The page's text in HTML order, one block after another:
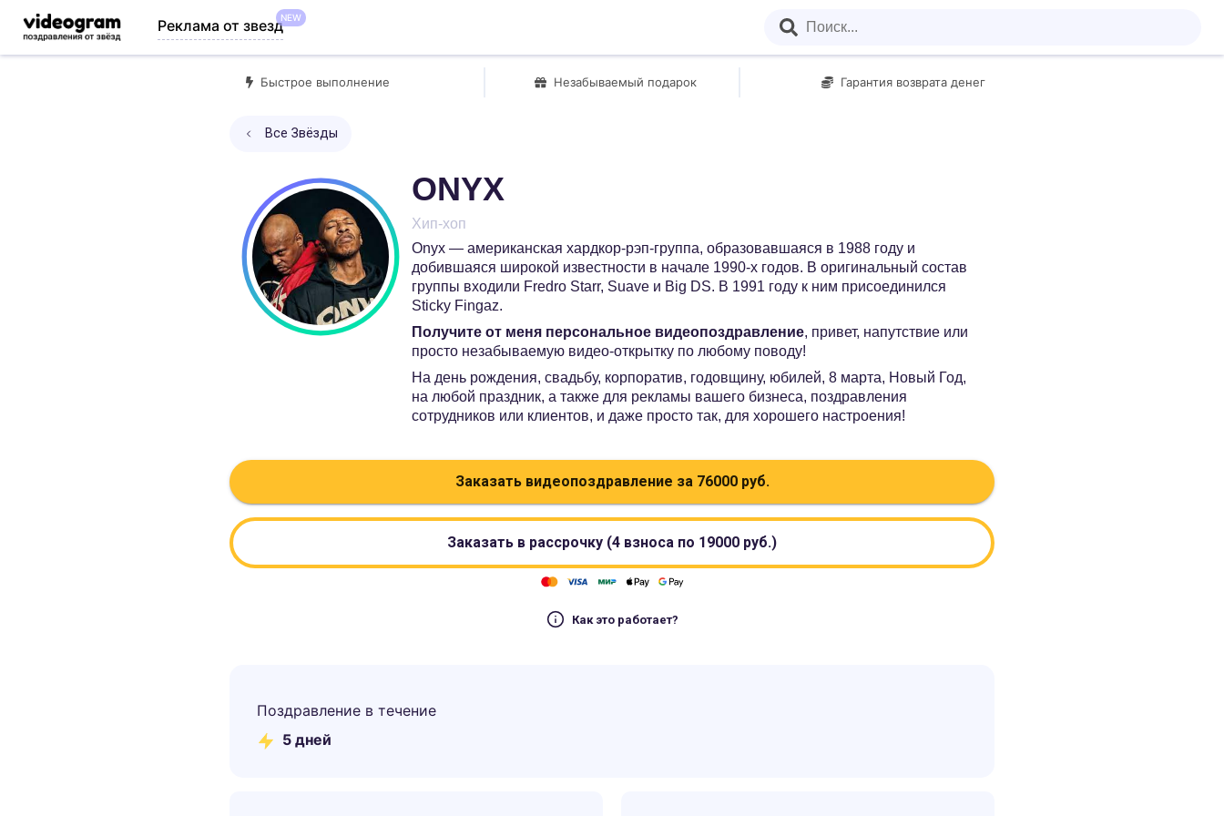
Реклама от звездNEW
Быстрое выполнение Незабываемый подарок Гарантия возврата денег
Все Звёзды
ONYX
Хип-хоп
Onyx — американская хардкор-рэп-группа, образовавшаяся в 1988 году и
добившаяся широкой известности в начале 1990-х годов. В оригинальный состав
группы входили Fredro Starr, Suave и Big DS. В 1991 году к ним присоединился
Sticky Fingaz.
Получите от меня персональное видеопоздравление, привет, напутствие или
просто незабываемую видео-открытку по любому поводу!
На день рождения, свадьбу, корпоратив, годовщину, юбилей, 8 марта, Новый Год,
на любой праздник, а также для рекламы вашего бизнеса, поздравления
сотрудников или клиентов, и даже просто так, для хорошего настроения!
Заказать видеопоздравление за 76000руб.
Заказать в рассрочку (4 взноса по 19000 руб.)
Как это работает?
Поздравление в течение
5 дней